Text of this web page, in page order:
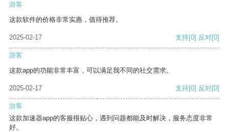
游客
这款软件的价格非常实惠，值得推荐。
2025-02-17 支持[0] 反对[0]
游客
这款app的功能非常丰富，可以满足我不同的社交需求。
2025-02-17 支持[0] 反对[0]
游客
这款加速器app的客服很贴心，遇到问题都能及时解决，服务态度非常
好。